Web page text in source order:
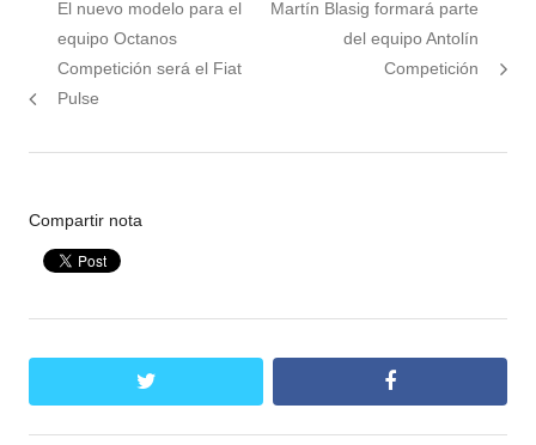
entradas
Nota
anterior:
El nuevo modelo para el
equipo Octanos
Competición será el Fiat
Pulse
Siguiente
Martín Blasig formará parte
del equipo Antolín
Competición
Compartir nota
twitter facebook